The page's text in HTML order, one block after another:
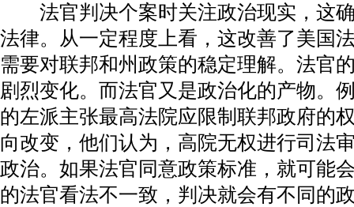
法官判决个案时关注政治现实，这确
法律。从一定程度上看，这改善了美国
需要对联邦和州政策的稳定理解。法官
剧烈变化。而法官又是政治化的产物。
的左派主张最高法院应限制联邦政府的
向改变，他们认为，高院无权进行司法
政治。如果法官同意政策标准，就可能
的法官看法不一致，判决就会有不同的